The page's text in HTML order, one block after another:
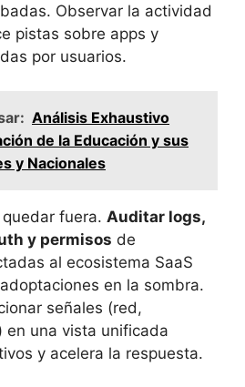
Observar la actividad
pistas sobre apps y
por usuarios.
Análisis Exhaustivo
de la Educación y sus
y Nacionales
fuera. Auditar logs,
y permisos de
al ecosistema SaaS
en la sombra.
señales (red,
en una vista unificada
y acelera la respuesta.